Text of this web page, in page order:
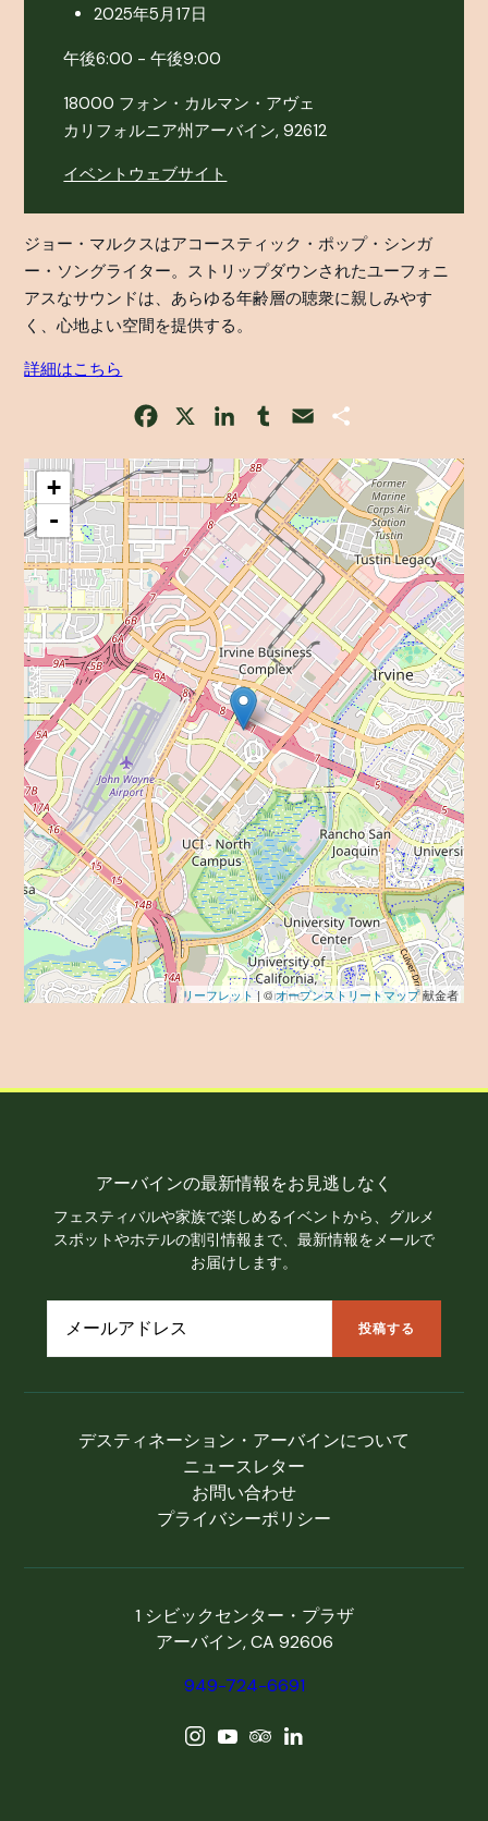
2025年5月17日
午後6:00 - 午後9:00
18000 フォン・カルマン・アヴェ
カリフォルニア州アーバイン, 92612
イベントウェブサイト
ジョー・マルクスはアコースティック・ポップ・シンガ
ー・ソングライター。ストリップダウンされたユーフォニ
アスなサウンドは、あらゆる年齢層の聴衆に親しみやす
く、心地よい空間を提供する。
詳細はこちら
Facebook LinkedInTumblrEmail
+
-
リーフレット| ©オープンストリートマップ献金者
デスティネーション・アーバインについて
ニュースレター
お問い合わせ
プライバシーポリシー
1 シビックセンター・プラザ
アーバイン, CA 92606
949-724-6691
アーバインの最新情報をお見逃しなく
フェスティバルや家族で楽しめるイベントから、グルメ
スポットやホテルの割引情報まで、最新情報をメールで
お届けします。